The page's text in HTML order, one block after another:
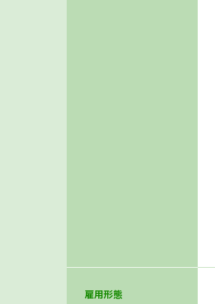
雇用形態